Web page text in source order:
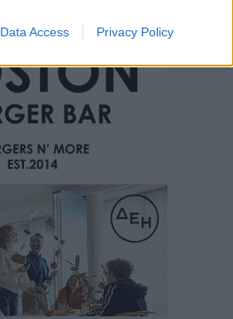
Data Access Privacy Policy